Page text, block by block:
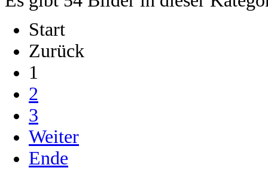
Start
Zurück
1
2
3
Weiter
Ende